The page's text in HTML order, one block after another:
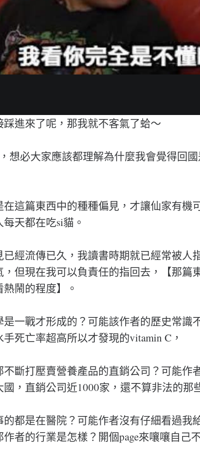
踩進來了呢，那我就不客氣了蛤～
想必大家應該都理解為什麼我會覺得回
這篇東西中的種種偏見，才讓仙家有機
天都在吃si貓。
已經流傳已久，我讀書時期就已經常被人
，但現在我可以負責任的指回去，【那篇
鬧的程度】。
是一戰才形成的？可能該作者的歷史常識
死亡率超高所以才發現的vitamin C，
不斷打壓賣營養產品的直銷公司？可能作
，直銷公司近1000家，還不算非法的那
的都是在醫院？可能作者沒有仔細看過我
者的行業是怎樣？開個page來嚷嚷自己